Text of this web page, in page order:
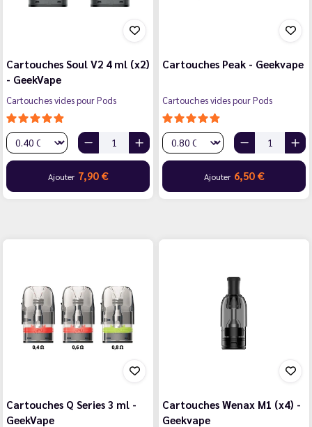
Cartouches Soul V2 4 ml (x2)
- GeekVape
Cartouches vides pour Pods
Ajouter 7,90 €
Cartouches Peak - Geekvape
Cartouches vides pour Pods
Ajouter 6,50 €
Cartouches Q Series 3 ml -
GeekVape
Cartouches Wenax M1 (x4) -
Geekvape